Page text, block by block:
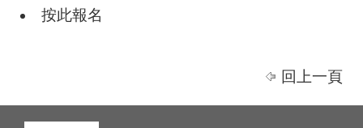
按此報名
回上一頁